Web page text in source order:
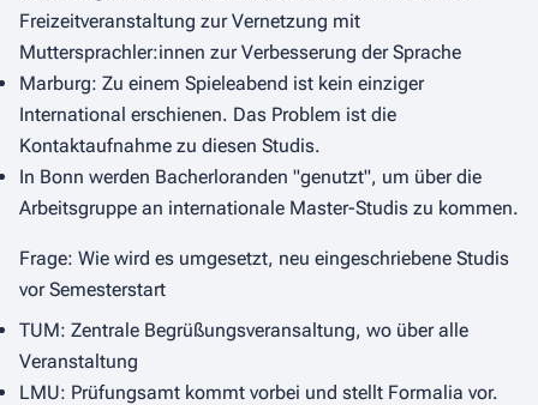
Freizeitveranstaltung zur Vernetzung mit
Muttersprachler:innen zur Verbesserung der Sprache
Marburg: Zu einem Spieleabend ist kein einziger
International erschienen. Das Problem ist die
Kontaktaufnahme zu diesen Studis.
In Bonn werden Bacherloranden "genutzt", um über die
Arbeitsgruppe an internationale Master-Studis zu kommen.
Frage: Wie wird es umgesetzt, neu eingeschriebene Studis
vor Semesterstart
TUM: Zentrale Begrüßungsveransaltung, wo über alle
Veranstaltung
LMU: Prüfungsamt kommt vorbei und stellt Formalia vor.